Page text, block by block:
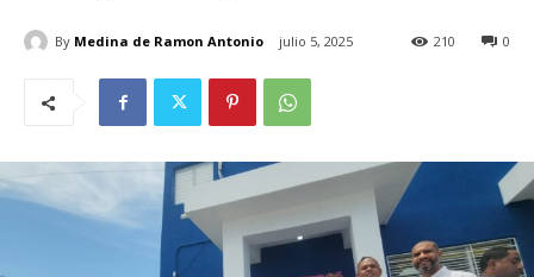
By Medina de Ramon Antonio julio 5, 2025 0
210